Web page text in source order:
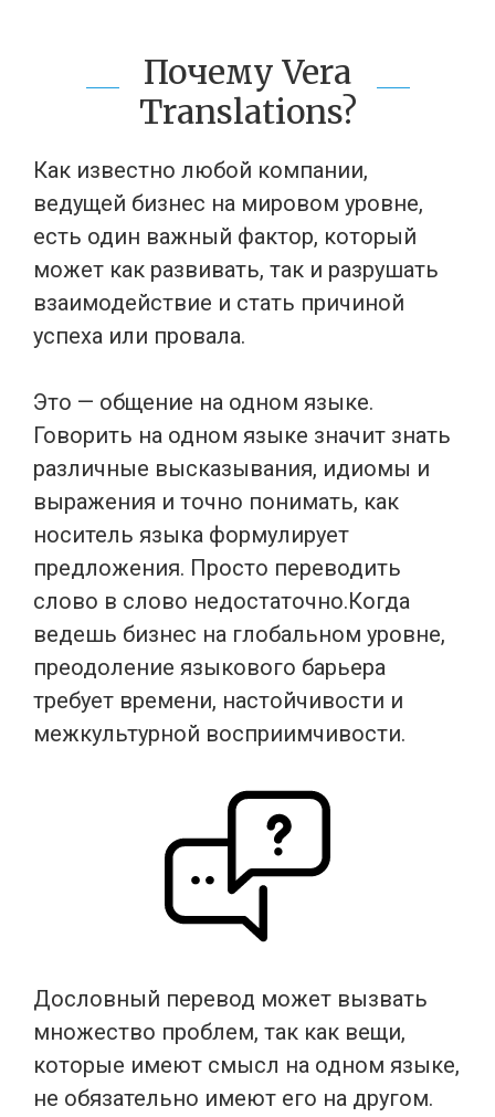
Почему Vera
Translations?
Как известно любой компании,
ведущей бизнес на мировом уровне,
есть один важный фактор, который
может как развивать, так и разрушать
взаимодействие и стать причиной
успеха или провала.
Это — общение на одном языке.
Говорить на одном языке значит знать
различные высказывания, идиомы и
выражения и точно понимать, как
носитель языка формулирует
предложения. Просто переводить
слово в слово недостаточно.Когда
ведешь бизнес на глобальном уровне,
преодоление языкового барьера
требует времени, настойчивости и
межкультурной восприимчивости.
Дословный перевод может вызвать
множество проблем, так как вещи,
которые имеют смысл на одном языке,
не обязательно имеют его на другом.